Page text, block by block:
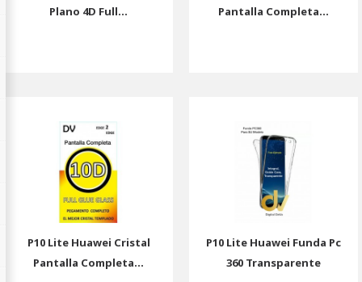
Plano 4D Full...
Pantalla Completa...
P10 Lite Huawei Cristal
Pantalla Completa...
P10 Lite Huawei Funda Pc
360 Transparente